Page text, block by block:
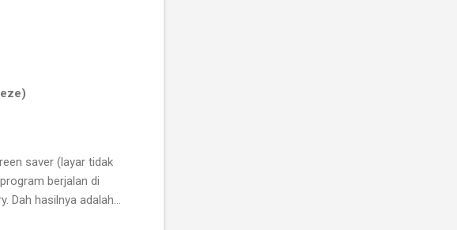
saver (layar tidak
berjalan di
Dah hasilnya adalah…